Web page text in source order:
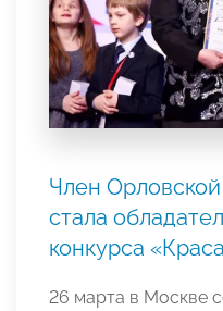
Член
стала
конкурса
26 марта в Москве